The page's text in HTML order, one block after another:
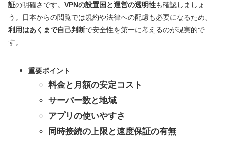
証の明確さです。 VPNの設置国と運営の透明性も確認しましょ
う。日本からの閲覧では規約や法律への配慮も必要になるため、
利用はあくまで自己判断で安全性を第一に考えるのが現実的で
す。
重要ポイント
料金と月額の安定コスト
サーバー数と地域
アプリの使いやすさ
同時接続の上限と速度保証の有無